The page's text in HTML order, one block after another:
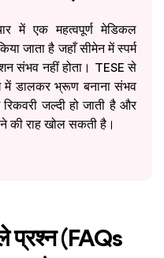
में एक महत्वपूर्ण मेडिकल
जाता है जहाँ सीमेन में स्पर्म
संभव नहीं होता। TESE से
में डालकर भ्रूण बनाना संभव
जल्दी हो जाती है और
की राह खोल सकती है।
प्रश्न (FAQs